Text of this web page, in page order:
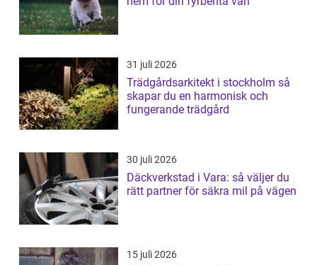
31 juli 2026
Trädgårdsarkitekt i stockholm så
skapar du en harmonisk och
fungerande trädgård
30 juli 2026
Däckverkstad i Vara: så väljer du
rätt partner för säkra mil på vägen
15 juli 2026